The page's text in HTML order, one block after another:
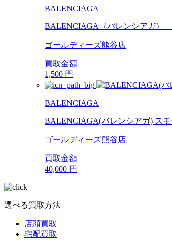
BALENCIAGA
BALENCIAGA（バレンシアガ）
ゴールディーズ熊谷店
買取金額
1,500 円
BALENCIAGA
BALENCIAGA(バレンシアガ) スモ
ゴールディーズ熊谷店
買取金額
40,000 円
選べる買取方法
店頭買取
宅配買取